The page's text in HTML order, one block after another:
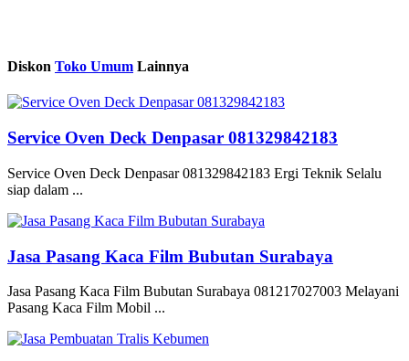
Diskon Toko Umum Lainnya
Service Oven Deck Denpasar 081329842183
Service Oven Deck Denpasar 081329842183 Ergi Teknik Selalu
siap dalam ...
Jasa Pasang Kaca Film Bubutan Surabaya
Jasa Pasang Kaca Film Bubutan Surabaya 081217027003 Melayani
Pasang Kaca Film Mobil ...